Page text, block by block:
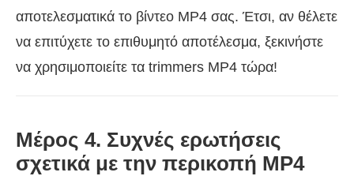
αποτελεσματικά το βίντεο MP4 σας. Έτσι, αν θέλετε
να επιτύχετε το επιθυμητό αποτέλεσμα, ξεκινήστε
να χρησιμοποιείτε τα trimmers MP4 τώρα!
Μέρος 4. Συχνές ερωτήσεις
σχετικά με την περικοπή MP4